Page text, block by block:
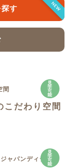
NEW
す
見
学
可
能
こだわり空間
見
学
可
能